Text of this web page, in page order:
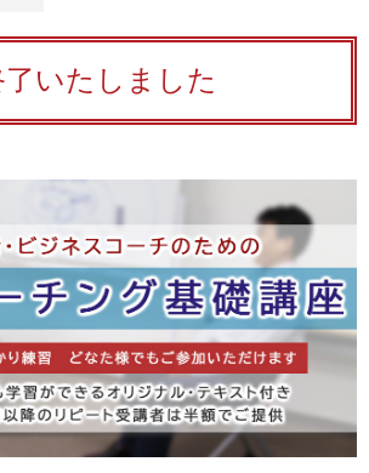
了いたしました